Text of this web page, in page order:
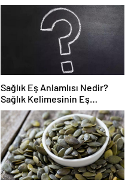
Sağlık Eş Anlamlısı Nedir?
Sağlık Kelimesinin Eş
Anlamlıları Nelerdir?